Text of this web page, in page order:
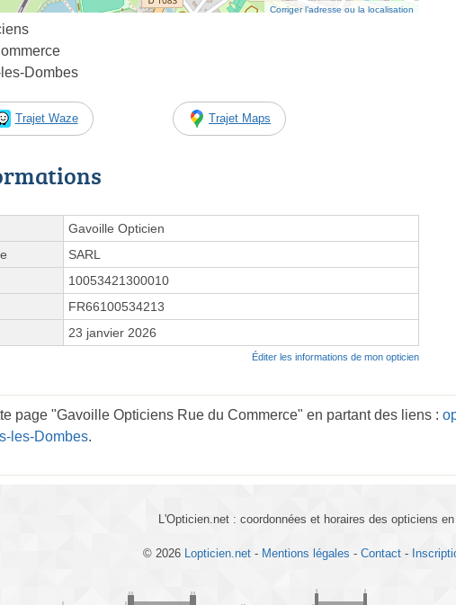
Corriger l’adresse ou la localisation
Dombes
Trajet Waze Trajet Maps
Gavoille Opticien
SARL
10053421300010
FR66100534213
23 janvier 2026
Éditer les informations de mon opticien
page "Gavoille Opticiens Rue du Commerce" en partant des liens :
les-Dombes.
L'Opticien.net : coordonnées et horaires des opticiens
© 2026 Lopticien.net - Mentions légales - Contact -